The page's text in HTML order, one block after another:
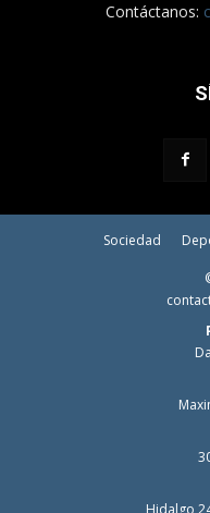
Contáctanos:
Sociedad